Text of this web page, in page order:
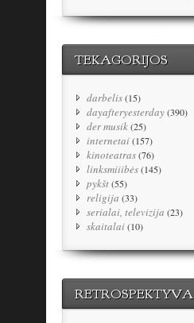
TEKAGORIJOS
darbelis(15)
dayafteryesterday(390)
der musik(25)
internetai(157)
kinoteatras(76)
linksmiiibės(145)
pykšt(55)
religija (33)
serialai, televizija (23)
skaitalai(10)
RETROSPEKTYVA